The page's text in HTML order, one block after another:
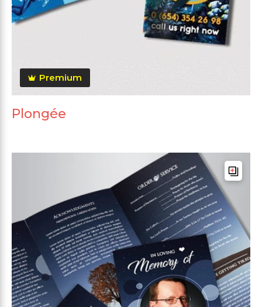
Premium
Plongée